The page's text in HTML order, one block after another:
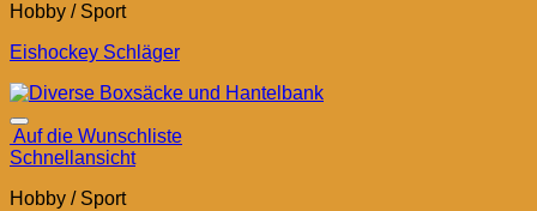
Hobby / Sport
Eishockey Schläger
Auf die Wunschliste
Schnellansicht
Hobby / Sport